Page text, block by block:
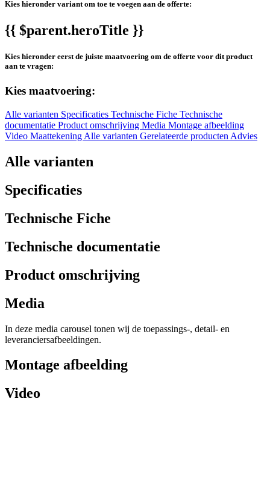
Kies hieronder variant om toe te voegen aan de offerte:
{{ $parent.heroTitle }}
Kies hieronder eerst de juiste maatvoering om de offerte voor dit product
aan te vragen:
Kies maatvoering:
Alle varianten Specificaties Technische Fiche Technische
documentatie Product omschrijving Media Montage afbeelding
Video Maattekening Alle varianten Gerelateerde producten Advies
Alle varianten
Specificaties
Technische Fiche
Technische documentatie
Product omschrijving
Media
In deze media carousel tonen wij de toepassings-, detail- en
leveranciersafbeeldingen.
Montage afbeelding
Video